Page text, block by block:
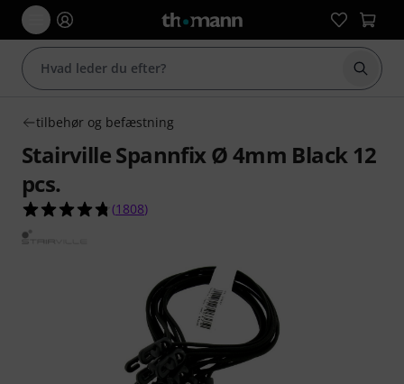
Start
tilbehør og befæstning
Stairville Spannfix Ø 4mm Black 12
pcs.
4.8 ud af 5 stjerner fra 1808 kundebedømmelser
(1808)